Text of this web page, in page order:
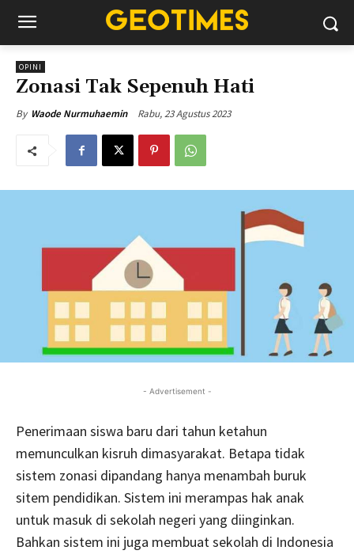
OPINI
Zonasi Tak Sepenuh Hati
By Waode Nurmuhaemin Rabu, 23 Agustus 2023
- Advertisement -
Penerimaan siswa baru dari tahun ketahun
memunculkan kisruh dimasyarakat. Betapa tidak
sistem zonasi dipandang hanya menambah buruk
sitem pendidikan. Sistem ini merampas hak anak
untuk masuk di sekolah negeri yang diinginkan.
Bahkan sistem ini juga membuat sekolah di Indonesia